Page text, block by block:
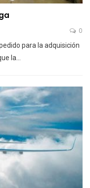
0
para la adquisición
la…